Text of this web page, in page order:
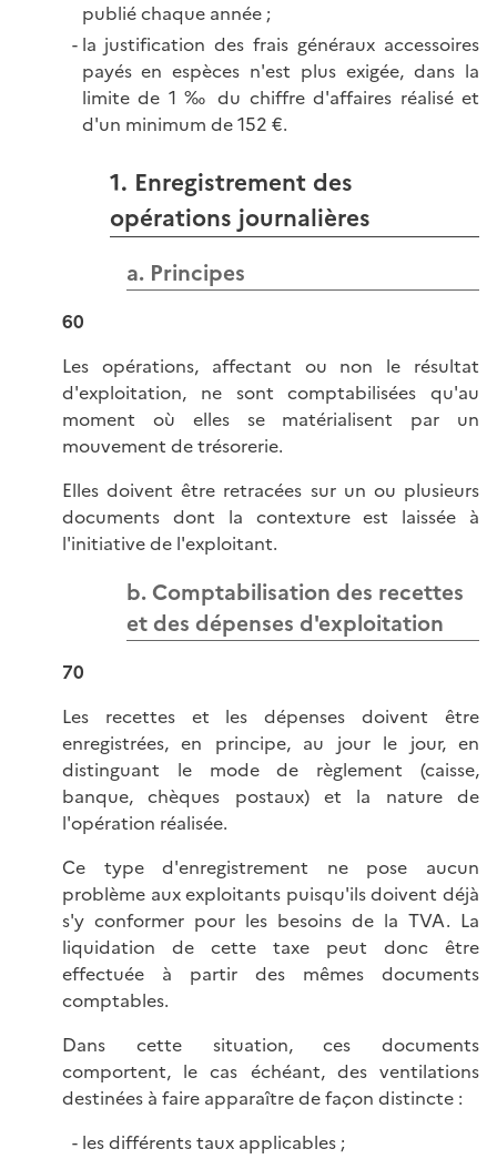
publié chaque année ;
la justification des frais généraux accessoires
payés en espèces n'est plus exigée, dans la
limite de 1 ‰ du chiffre d'affaires réalisé et
d'un minimum de 152 €.
1. Enregistrement des
opérations journalières
a. Principes
60
Les opérations, affectant ou non le résultat
d'exploitation, ne sont comptabilisées qu'au
moment où elles se matérialisent par un
mouvement de trésorerie.
Elles doivent être retracées sur un ou plusieurs
documents dont la contexture est laissée à
l'initiative de l'exploitant.
b. Comptabilisation des recettes
et des dépenses d'exploitation
70
Les recettes et les dépenses doivent être
enregistrées, en principe, au jour le jour, en
distinguant le mode de règlement (caisse,
banque, chèques postaux) et la nature de
l'opération réalisée.
Ce type d'enregistrement ne pose aucun
problème aux exploitants puisqu'ils doivent déjà
s'y conformer pour les besoins de la TVA. La
liquidation de cette taxe peut donc être
effectuée à partir des mêmes documents
comptables.
Dans cette situation, ces documents
comportent, le cas échéant, des ventilations
destinées à faire apparaître de façon distincte :
les différents taux applicables ;